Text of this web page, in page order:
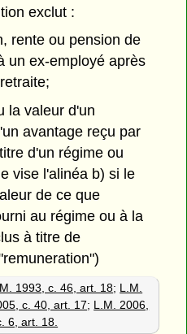
exclut :
rente ou pension de
un ex-employé après
la valeur d'un
avantage reçu par
d'un régime ou
vise l'alinéa b) si le
de ce que
au régime ou à la
à titre de
1993, c. 46, art. 18; L.M.
c. 40, art. 17; L.M. 2006,
6, art. 18.